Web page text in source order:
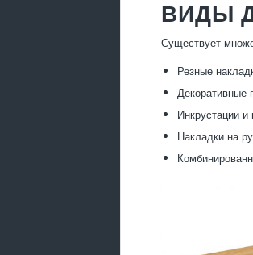
ВИДЫ
Существует
Резные
Декоративные
Инкрустации
Накладки на